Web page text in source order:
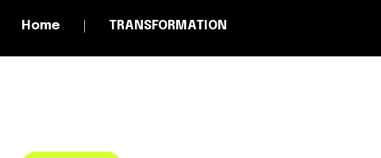
Home TRANSFORMATION